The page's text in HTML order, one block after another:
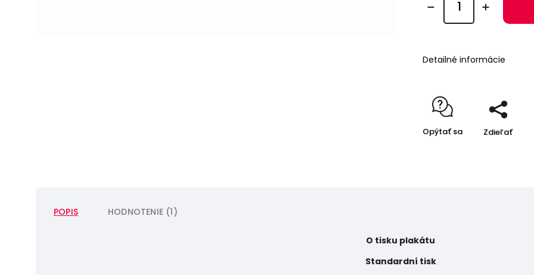
Detailné informácie
Opýtať sa Zdieľať
POPIS HODNOTENIE (1)
O tisku plakátu
Standardní tisk